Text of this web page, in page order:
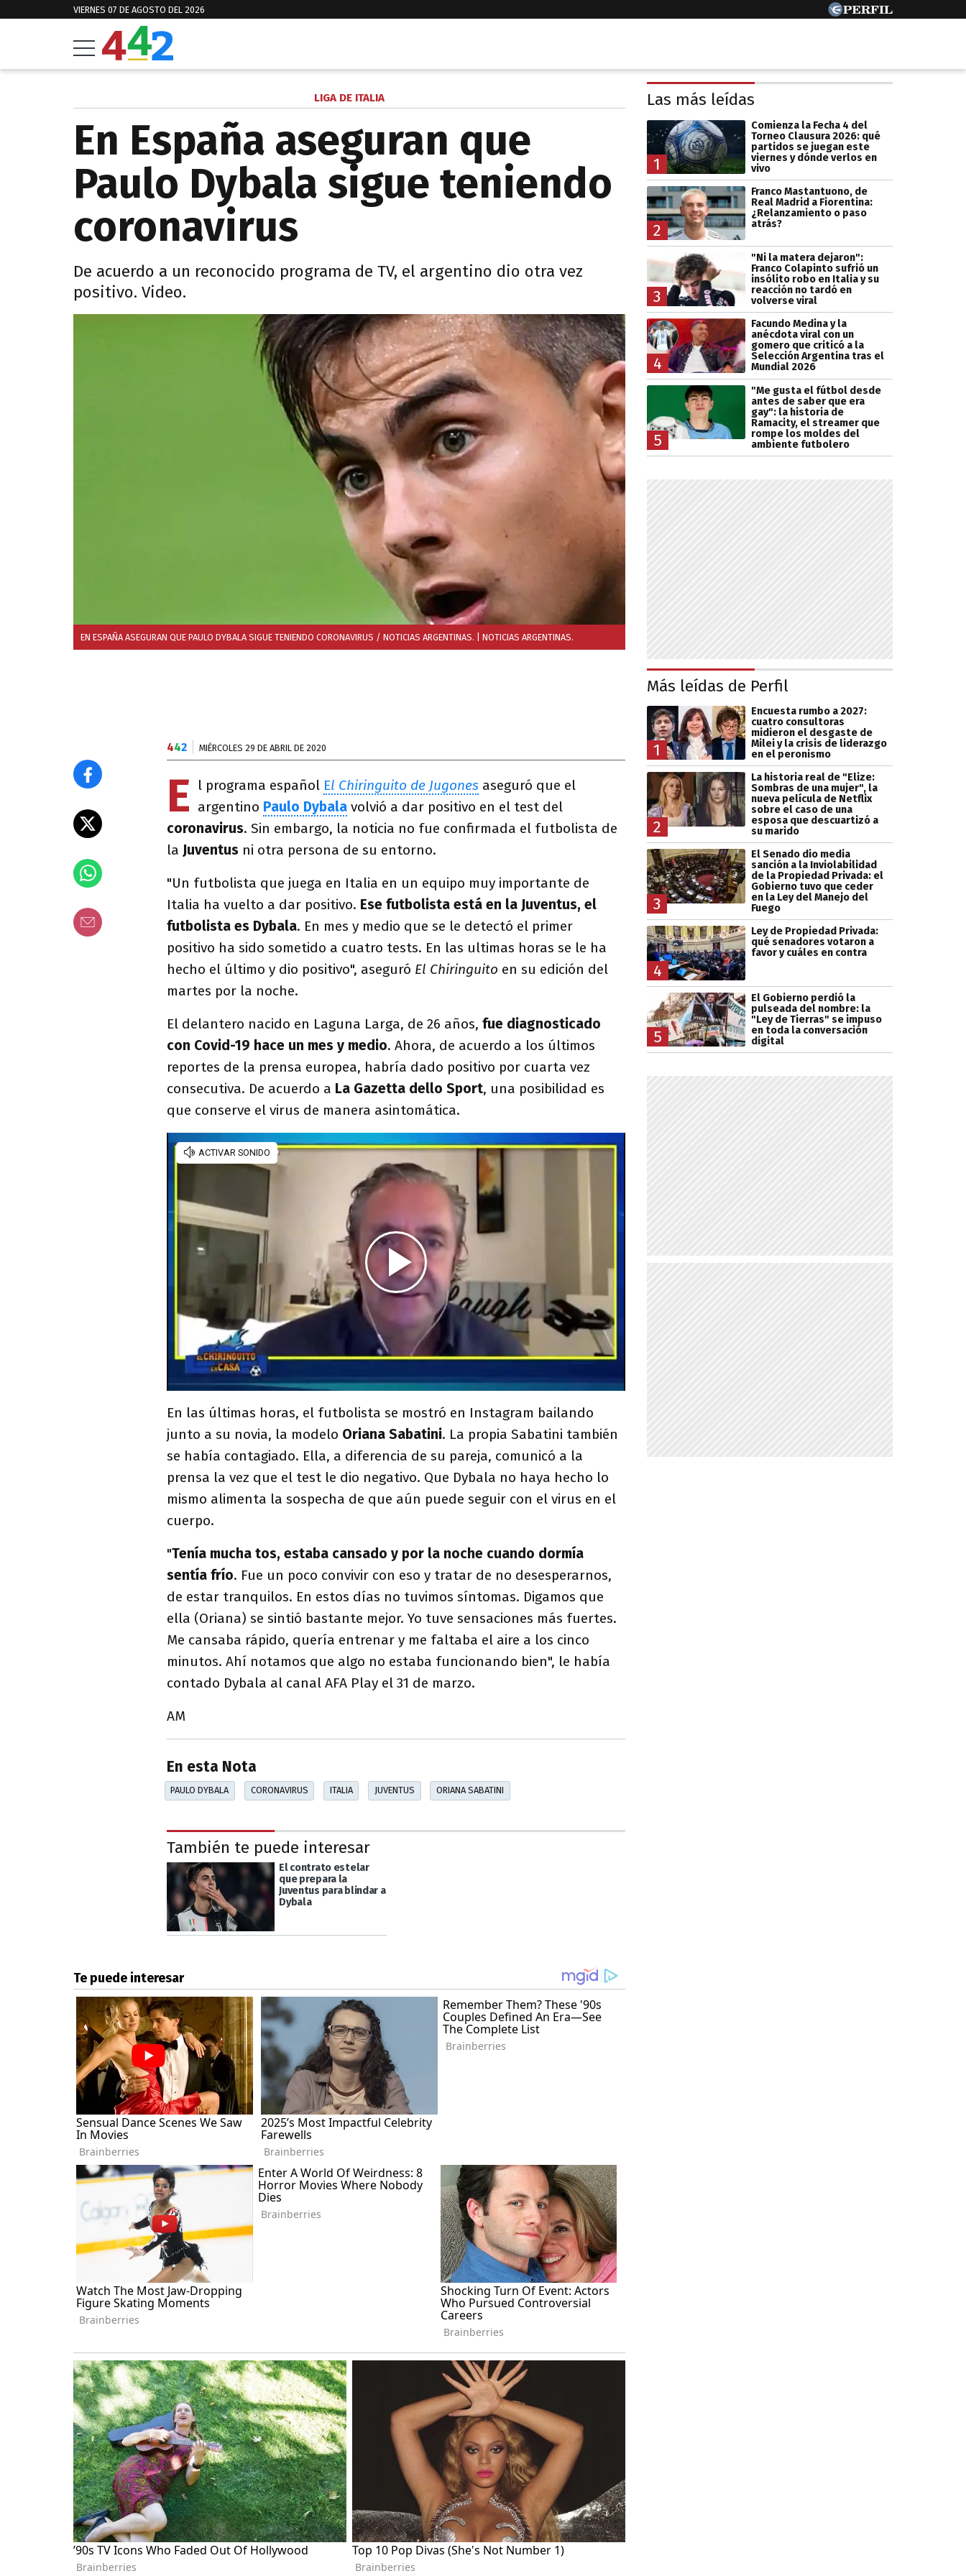
VIERNES 07 DE AGOSTO DEL 2026
LIGA DE ITALIA
En España aseguran que
Paulo Dybala sigue teniendo
coronavirus
De acuerdo a un reconocido programa de TV, el argentino dio otra vez
positivo. Video.
EN ESPAÑA ASEGURAN QUE PAULO DYBALA SIGUE TENIENDO CORONAVIRUS / NOTICIAS ARGENTINAS. | NOTICIAS ARGENTINAS.
442 MIÉRCOLES 29 DE ABRIL DE 2020
E l programa español El Chiringuito de Jugones aseguró que el
argentino Paulo Dybala volvió a dar positivo en el test del
coronavirus. Sin embargo, la noticia no fue confirmada el futbolista de
la Juventus ni otra persona de su entorno.
"Un futbolista que juega en Italia en un equipo muy importante de
Italia ha vuelto a dar positivo. Ese futbolista está en la Juventus, el
futbolista es Dybala. En mes y medio que se le detectó el primer
positivo ha sido sometido a cuatro tests. En las ultimas horas se le ha
hecho el último y dio positivo", aseguró El Chiringuito en su edición del
martes por la noche.
El delantero nacido en Laguna Larga, de 26 años, fue diagnosticado
con Covid-19 hace un mes y medio. Ahora, de acuerdo a los últimos
reportes de la prensa europea, habría dado positivo por cuarta vez
consecutiva. De acuerdo a La Gazetta dello Sport, una posibilidad es
que conserve el virus de manera asintomática.
En las últimas horas, el futbolista se mostró en Instagram bailando
junto a su novia, la modelo Oriana Sabatini. La propia Sabatini también
se había contagiado. Ella, a diferencia de su pareja, comunicó a la
prensa la vez que el test le dio negativo. Que Dybala no haya hecho lo
mismo alimenta la sospecha de que aún puede seguir con el virus en el
cuerpo.
"Tenía mucha tos, estaba cansado y por la noche cuando dormía
sentía frío. Fue un poco convivir con eso y tratar de no desesperarnos,
de estar tranquilos. En estos días no tuvimos síntomas. Digamos que
ella (Oriana) se sintió bastante mejor. Yo tuve sensaciones más fuertes.
Me cansaba rápido, quería entrenar y me faltaba el aire a los cinco
minutos. Ahí notamos que algo no estaba funcionando bien", le había
contado Dybala al canal AFA Play el 31 de marzo.
AM
En esta Nota
PAULO DYBALA CORONAVIRUS ITALIA JUVENTUS ORIANA SABATINI
También te puede interesar
El contrato estelar
que prepara la
Juventus para blindar a
Dybala
Las más leídas
1
Comienza la Fecha 4 del
Torneo Clausura 2026: qué
partidos se juegan este
viernes y dónde verlos en
vivo
2
Franco Mastantuono, de
Real Madrid a Fiorentina:
¿Relanzamiento o paso
atrás?
3
"Ni la matera dejaron":
Franco Colapinto sufrió un
insólito robo en Italia y su
reacción no tardó en
volverse viral
4
Facundo Medina y la
anécdota viral con un
gomero que criticó a la
Selección Argentina tras el
Mundial 2026
5
"Me gusta el fútbol desde
antes de saber que era
gay": la historia de
Ramacity, el streamer que
rompe los moldes del
ambiente futbolero
Más leídas de Perfil
1
Encuesta rumbo a 2027:
cuatro consultoras
midieron el desgaste de
Milei y la crisis de liderazgo
en el peronismo
2
La historia real de "Elize:
Sombras de una mujer", la
nueva película de Netflix
sobre el caso de una
esposa que descuartizó a
su marido
3
El Senado dio media
sanción a la Inviolabilidad
de la Propiedad Privada: el
Gobierno tuvo que ceder
en la Ley del Manejo del
Fuego
4
Ley de Propiedad Privada:
qué senadores votaron a
favor y cuáles en contra
5
El Gobierno perdió la
pulseada del nombre: la
"Ley de Tierras" se impuso
en toda la conversación
digital